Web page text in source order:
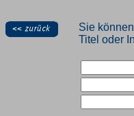
Sie
Titel oder